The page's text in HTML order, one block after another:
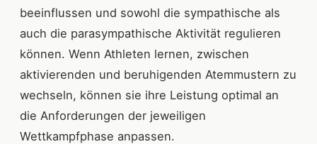
beeinflussen und sowohl die sympathische als
auch die parasympathische Aktivität regulieren
können. Wenn Athleten lernen, zwischen
aktivierenden und beruhigenden Atemmustern zu
wechseln, können sie ihre Leistung optimal an
die Anforderungen der jeweiligen
Wettkampfphase anpassen.